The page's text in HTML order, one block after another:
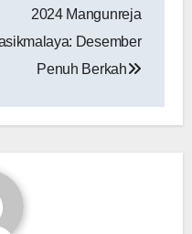
2024 Mangunreja
Desember
Penuh Berkah